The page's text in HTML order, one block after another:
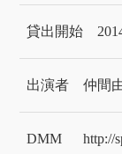
貸出開始
出演者 仲間
DMM
http://